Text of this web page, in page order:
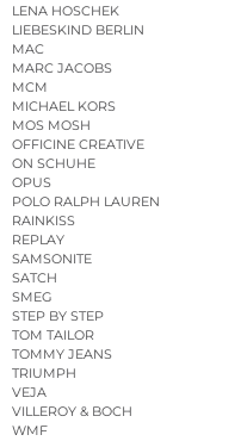
LENA HOSCHEK
LIEBESKIND BERLIN
MAC
MARC JACOBS
MCM
MICHAEL KORS
MOS MOSH
OFFICINE CREATIVE
ON SCHUHE
OPUS
POLO RALPH LAUREN
RAINKISS
REPLAY
SAMSONITE
SATCH
SMEG
STEP BY STEP
TOM TAILOR
TOMMY JEANS
TRIUMPH
VEJA
VILLEROY & BOCH
WMF